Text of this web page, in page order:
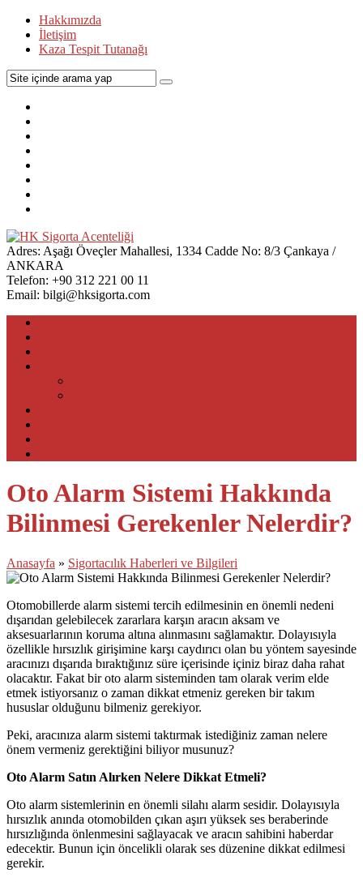
Hakkımızda
İletişim
Kaza Tespit Tutanağı
Adres: Aşağı Öveçler Mahallesi, 1334 Cadde No: 8/3 Çankaya /
ANKARA
Telefon: +90 312 221 00 11
Email: bilgi@hksigorta.com
Oto Alarm Sistemi Hakkında
Bilinmesi Gerekenler Nelerdir?
Anasayfa » Sigortacılık Haberleri ve Bilgileri
Otomobillerde alarm sistemi tercih edilmesinin en önemli nedeni
dışarıdan gelebilecek zararlara karşın aracın aksam ve
aksesuarlarının koruma altına alınmasını sağlamaktır. Dolayısıyla
özellikle hırsızlık girişimine karşı caydırıcı olan bu yöntem sayesinde
aracınızı dışarıda bıraktığınız süre içerisinde içiniz biraz daha rahat
olacaktır. Fakat bir oto alarm sisteminden tam olarak verim elde
etmek istiyorsanız o zaman dikkat etmeniz gereken bir takım
hususlar olduğunu bilmeniz gerekiyor.
Peki, aracınıza alarm sistemi taktırmak istediğiniz zaman nelere
önem vermeniz gerektiğini biliyor musunuz?
Oto Alarm Satın Alırken Nelere Dikkat Etmeli?
Oto alarm sistemlerinin en önemli silahı alarm sesidir. Dolayısıyla
hırsızlık anında otomobilden çıkan aşırı yüksek ses beraberinde
hırsızlığında önlenmesini sağlayacak ve aracın sahibini haberdar
edecektir. Bunun için öncelikli olarak ses düzenine dikkat edilmesi
gerekir.